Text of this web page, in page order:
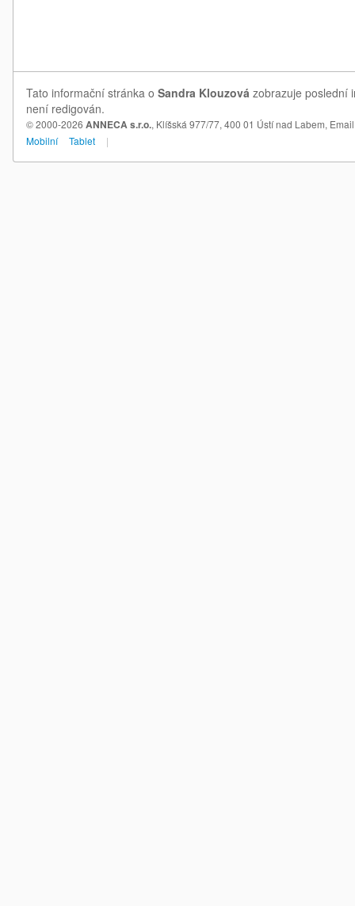
Tato informační stránka o Sandra Klouzová zobrazuje poslední
není redigován.
© 2000-2026 ANNECA s.r.o., Klíšská 977/77, 400 01 Ústí nad Labem,
Mobilní
Tablet |